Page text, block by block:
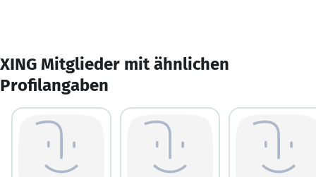
XING Mitglieder mit ähnlichen
Profilangaben